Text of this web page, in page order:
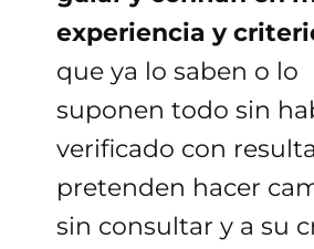
experiencia y
que ya lo saben o lo
suponen todo sin
verificado con
pretenden hacer
sin consultar y a su